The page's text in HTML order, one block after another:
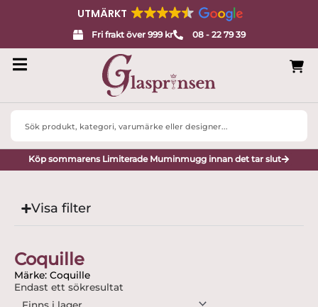
UTMÄRKT
Fri frakt över 999 kr 08 - 22 79 39
Search
Köp sommarens Limiterade Muminmugg innan det tar slut
Visa filter
Coquille
Märke: Coquille
Endast ett sökresultat